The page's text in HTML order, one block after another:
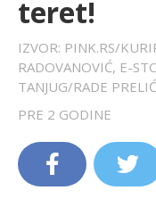
teret!
IZVOR: PINK.RS/
RADOVANOVIĆ, E-
TANJUG/RADE PRELIĆ
PRE 2 GODINE